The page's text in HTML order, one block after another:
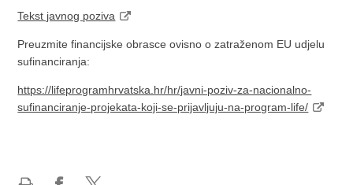
Tekst javnog poziva
Preuzmite financijske obrasce ovisno o zatraženom EU udjelu
sufinanciranja:
https://lifeprogramhrvatska.hr/hr/javni-poziv-za-nacionalno-
sufinanciranje-projekata-koji-se-prijavljuju-na-program-life/